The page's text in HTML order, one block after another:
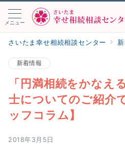
メニュー
さいたま幸せ相続相談センター
新着情報
「円満相続をかなえ
士についてのご紹介
ッフコラム】
2018年3月5日